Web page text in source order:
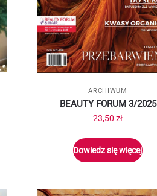
ARCHIWUM
BEAUTY FORUM 3/2025
23,50 zł
Dowiedz się więcej